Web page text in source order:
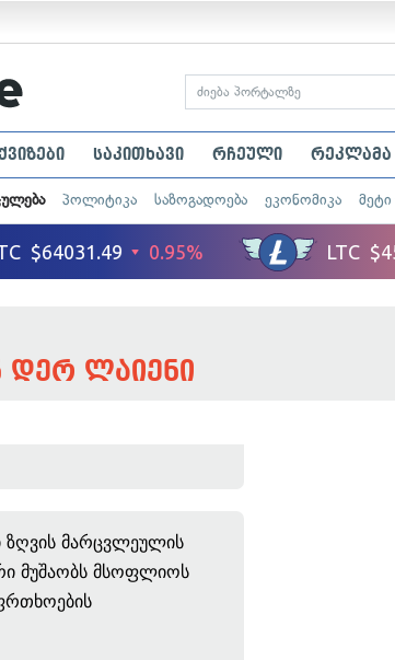
საკითხავი რჩეული რეკლამა
პოლიტიკა საზოგადოება ეკონომიკა მეტი
ლაიენი
ზღვის მარცვლეულის
მუშაობს მსოფლიოს